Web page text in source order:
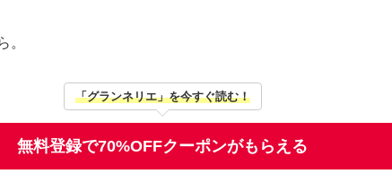
。
「グランネリエ」を今すぐ読む！
無料登録で70%OFFクーポンがもらえる